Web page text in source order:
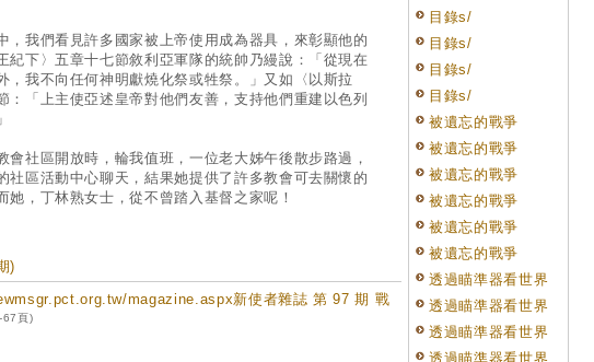
我們看見許多國家被上帝使用成為器具，來彰顯他的
紀下〉五章十七節敘利亞軍隊的統帥乃縵說：「從現在
，我不向任何神明獻燒化祭或牲祭。」又如〈以斯拉
：「上主使亞述皇帝對他們友善，支持他們重建以色列
社區開放時，輪我值班，一位老大姊午後散步路過，
社區活動中心聊天，結果她提供了許多教會可去關懷的
她，丁林熟女士，從不曾踏入基督之家呢！
)
magazine.aspx新使者雜誌 第 97 期 戰
67頁)
目錄s/
目錄s/
目錄s/
目錄s/
被遺忘的戰爭
被遺忘的戰爭
被遺忘的戰爭
被遺忘的戰爭
被遺忘的戰爭
被遺忘的戰爭
透過瞄準器看世界
透過瞄準器看世界
透過瞄準器看世界
透過瞄準器看世界